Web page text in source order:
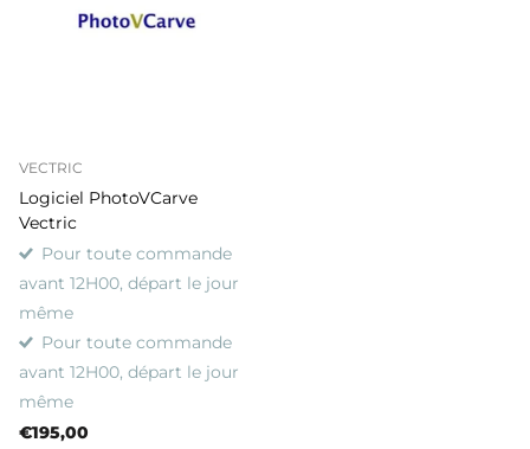
VECTRIC
Logiciel PhotoVCarve
Vectric
Pour toute commande
avant 12H00, départ le jour
même
Pour toute commande
avant 12H00, départ le jour
même
€195,00